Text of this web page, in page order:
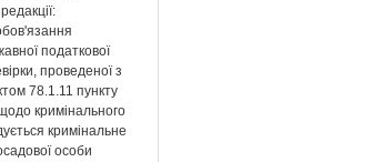
податкової
проведеної з
78.1.11 пункту
кримінального
кримінальне
особи